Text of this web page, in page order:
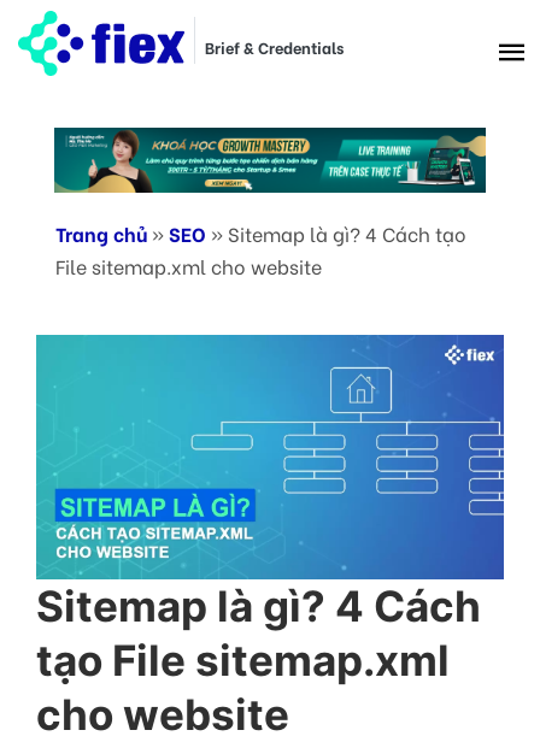
Brief & Credentials
Trang chủ »SEO » Sitemap là gì? 4 Cách tạo
File sitemap.xml cho website
Sitemap là gì? 4 Cách
tạo File sitemap.xml
cho website